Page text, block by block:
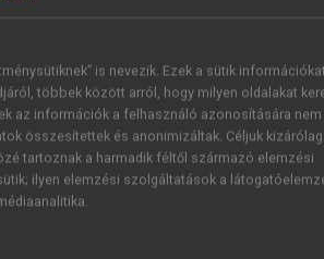
vagy hozz
ÚJ FIÓK
1 óra
is nevezik. Ezek a sütik
többek között arról, hogy milyen oldalakat
az információk a felhasználó azonosítására nem
összesítettek és anonimizáltak. Céljuk
tartoznak a harmadik féltől származó elemzési
ilyen elemzési szolgáltatások a